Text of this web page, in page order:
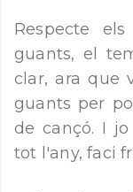
Respecte
guants, el
clar, ara que
guants per
de cançó. I
tot l'any, faci